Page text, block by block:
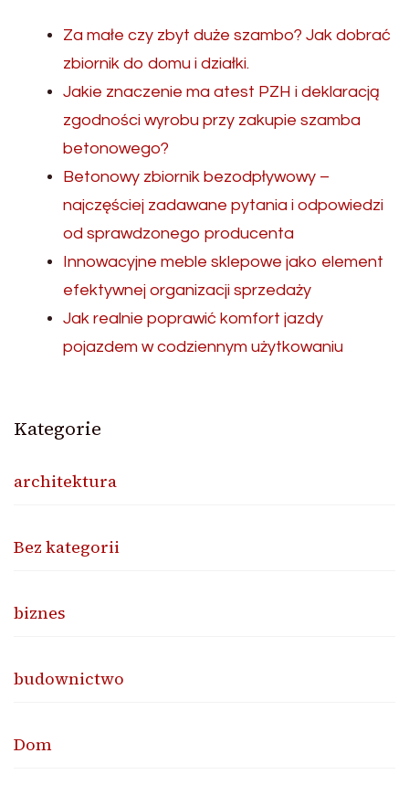
Za małe czy zbyt duże szambo? Jak dobrać
zbiornik do domu i działki.
Jakie znaczenie ma atest PZH i deklaracją
zgodności wyrobu przy zakupie szamba
betonowego?
Betonowy zbiornik bezodpływowy –
najczęściej zadawane pytania i odpowiedzi
od sprawdzonego producenta
Innowacyjne meble sklepowe jako element
efektywnej organizacji sprzedaży
Jak realnie poprawić komfort jazdy
pojazdem w codziennym użytkowaniu
Kategorie
architektura
Bez kategorii
biznes
budownictwo
Dom